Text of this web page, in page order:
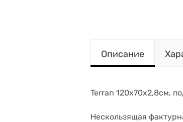
Описание
Terran 120х70х2,8см,
Нескользящая